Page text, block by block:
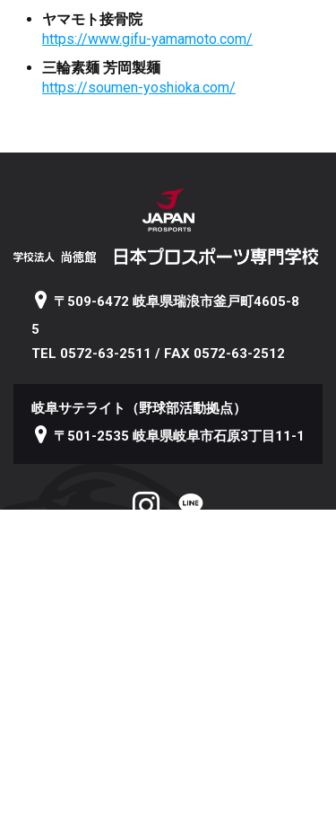
ヤマモト接骨院
https://www.gifu-yamamoto.com/
三輪素麺 芳岡製麺
https://soumen-yoshioka.com/
〒509-6472 岐阜県瑞浪市釜戸町4605-8
5
TEL 0572-63-2511 / FAX 0572-63-2512
岐阜サテライト（野球部活動拠点）
〒501-2535 岐阜県岐阜市石原3丁目11-1